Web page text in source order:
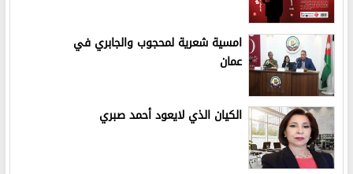
امسية شعرية لمحجوب والجابري في
عمان
الكيان الذي لايعود أحمد صبري